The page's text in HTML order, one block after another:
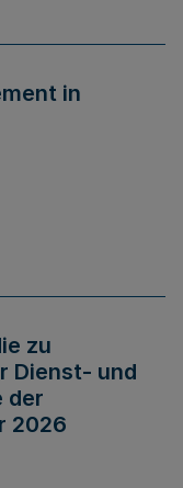
in
zu
Dienst- und
der
2026